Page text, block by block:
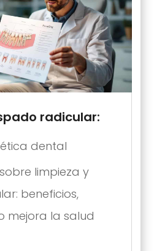
radicular:
dental
limpieza y
beneficios,
mejora la salud